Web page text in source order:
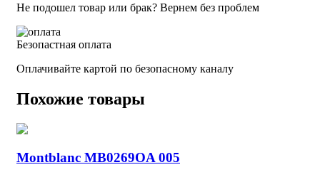
Не подошел товар или брак? Вернем без проблем
Безопастная оплата
Оплачивайте картой по безопасному каналу
Похожие товары
Montblanc MB0269OA 005